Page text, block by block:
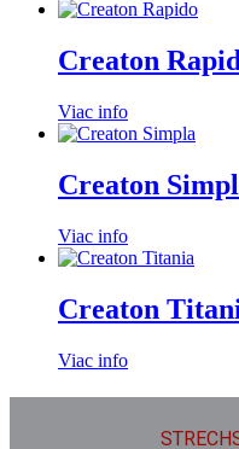
Creaton
Viac info
Creaton
Viac info
Creaton
Viac info